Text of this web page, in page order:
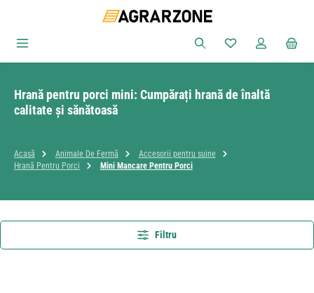
Sari la conținutul principal
Aveți 0 articole
Hrană pentru porci mini: Cumpărați hrană de înaltă
calitate și sănătoasă
Acasă Animale De Fermă
Accesorii pentru suine
Hrană Pentru Porci
Mini Mancare Pentru Porci
Filtru